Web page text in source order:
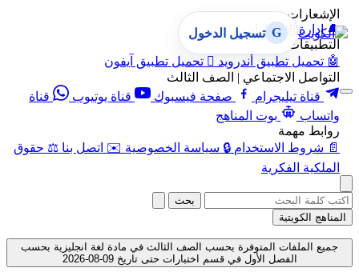
الإشعارات
🔔 إدارة الإشعارات
التطبيقات
🤖 تحميل تطبيق أندرويد  تحميل تطبيق آيفون
التواصل الاجتماعي | الصف الثالث
قناة تيليجرام
صفحة فيسبوك قناة يوتيوب
قناة
واتساب
بوت المناهج
روابط مهمة
📄 شروط الاستخدام 🔒 سياسة الخصوصية ✉️ اتصل بنا ⚖️ حقوق
الملكية الفكرية
G تسجيل الدخول
بحث
المناهج الكويتية
جميع الملفات المتوفرة بحسب الصف الثالث في مادة لغة انجليزية بحسب
الفصل الأول في قسم اختبارات حتى تاريخ 09-08-2026